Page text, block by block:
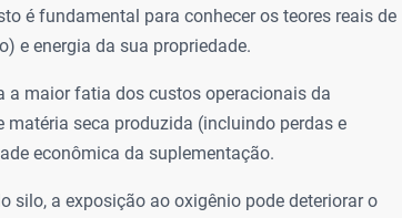
é fundamental para conhecer os teores reais de
e energia da sua propriedade.
a maior fatia dos custos operacionais da
seca produzida (incluindo perdas e
econômica da suplementação.
silo, a exposição ao oxigênio pode deteriorar o